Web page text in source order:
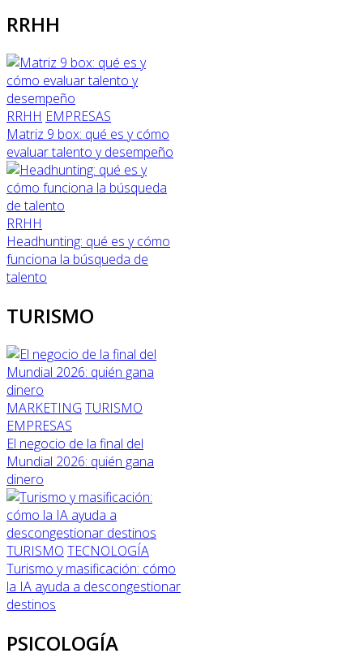
RRHH
RRHH EMPRESAS
Matriz 9 box: qué es y cómo
evaluar talento y desempeño
RRHH
Headhunting: qué es y cómo
funciona la búsqueda de
talento
TURISMO
MARKETING TURISMO
EMPRESAS
El negocio de la final del
Mundial 2026: quién gana
dinero
TURISMO TECNOLOGÍA
Turismo y masificación: cómo
la IA ayuda a descongestionar
destinos
PSICOLOGÍA